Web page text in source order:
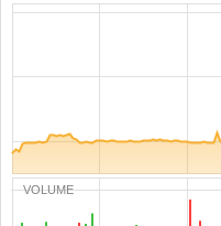
VOLUME